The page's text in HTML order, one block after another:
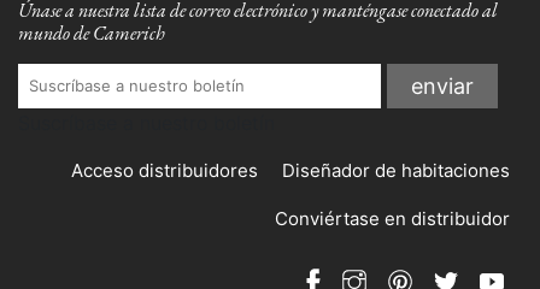
Únase a nuestra lista de correo electrónico y manténgase conectado al
mundo de Camerich
Acceso distribuidores Diseñador de habitaciones
Conviértase en distribuidor